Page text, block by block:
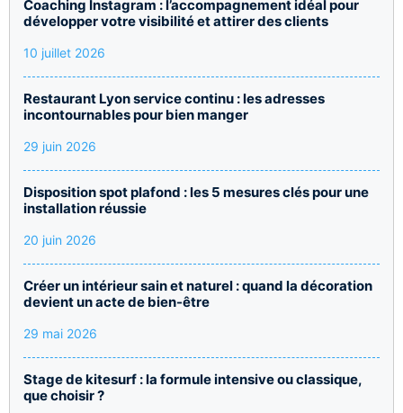
Coaching Instagram : l’accompagnement idéal pour
développer votre visibilité et attirer des clients
10 juillet 2026
Restaurant Lyon service continu : les adresses
incontournables pour bien manger
29 juin 2026
Disposition spot plafond : les 5 mesures clés pour une
installation réussie
20 juin 2026
Créer un intérieur sain et naturel : quand la décoration
devient un acte de bien-être
29 mai 2026
Stage de kitesurf : la formule intensive ou classique,
que choisir ?